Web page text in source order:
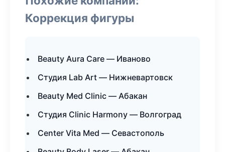
Коррекция фигуры
Beauty Aura Care — Иваново
Студия Lab Art — Нижневартовск
Beauty Med Clinic — Абакан
Студия Clinic Harmony — Волгоград
Center Vita Med — Севастополь